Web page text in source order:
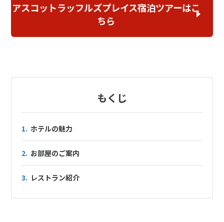
アスコットラッフルズプレイス宿泊ツアーはこ
ちら
もくじ
1. ホテルの魅力
2. お部屋のご案内
3. レストラン紹介